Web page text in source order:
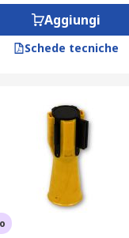
Aggiungi
Schede tecniche